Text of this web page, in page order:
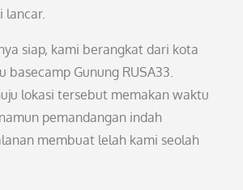
lancar.
siap, kami berangkat dari kota
basecamp Gunung RUSA33.
lokasi tersebut memakan waktu
pemandangan indah
membuat lelah kami seolah